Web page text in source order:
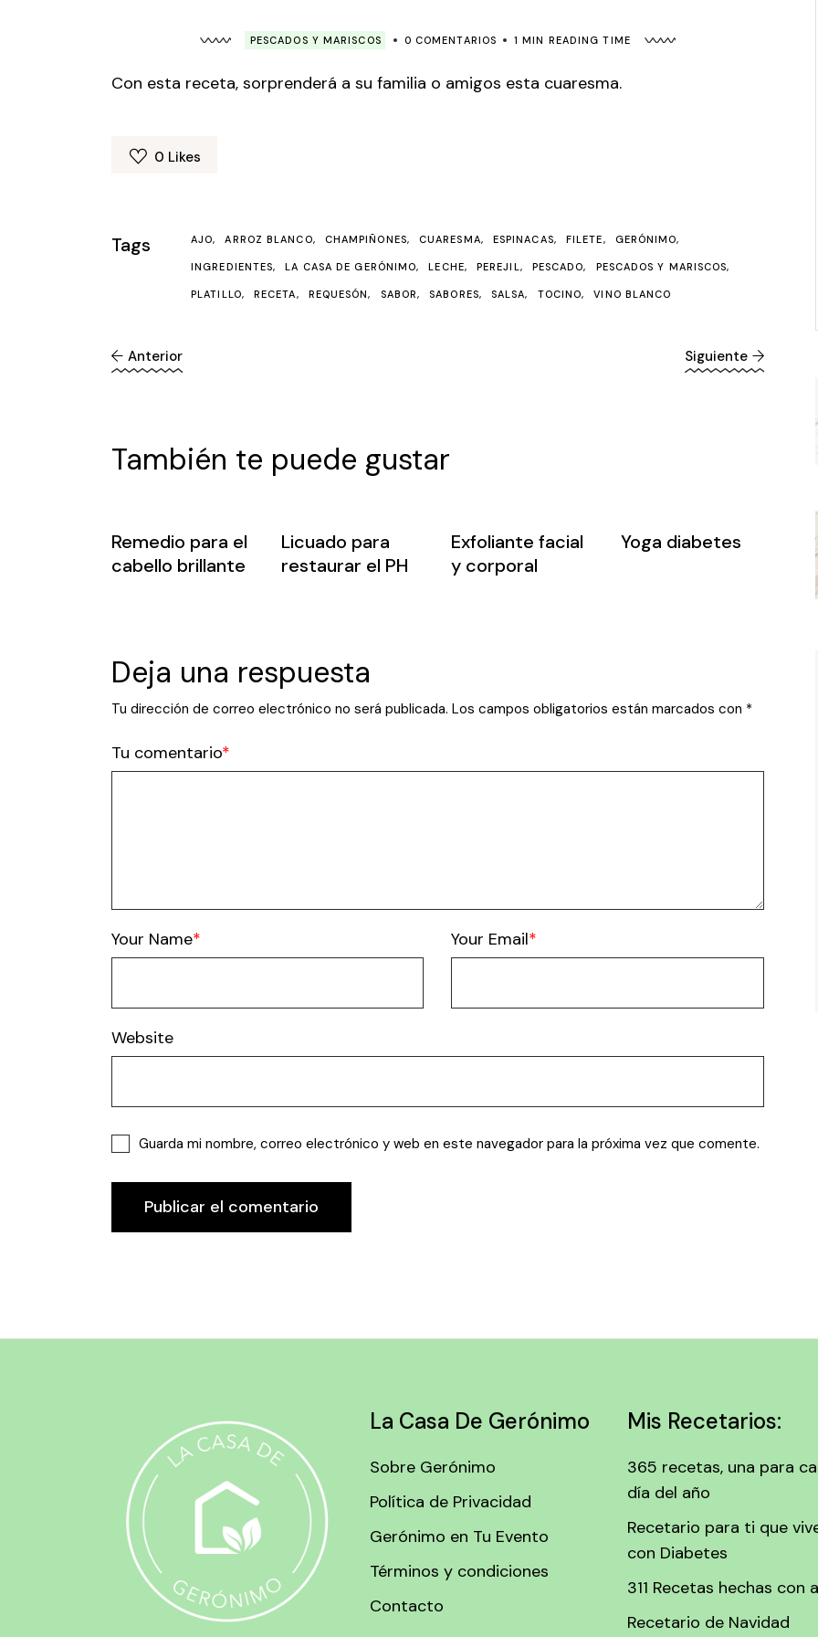
PESCADOS Y MARISCOS 0 COMENTARIOS 1 MIN READING TIME
Con esta receta, sorprenderá a su familia o amigos esta cuaresma.
0 Likes
Tags AJO ARROZ BLANCO CHAMPIÑONES CUARESMA ESPINACAS FILETE GERÓNIMO
INGREDIENTES LA CASA DE GERÓNIMO LECHE PEREJIL PESCADO PESCADOS Y MARISCOS
PLATILLO RECETA REQUESÓN SABOR SABORES SALSA TOCINO VINO BLANCO
Anterior Siguiente
También te puede gustar
Remedio para el
cabello brillante
Licuado para
restaurar el PH
Exfoliante facial
y corporal
Yoga diabetes
Deja una respuesta
Tu dirección de correo electrónico no será publicada. Los campos obligatorios están marcados con *
Tu comentario
Your Name Your Email
Website
Guarda mi nombre, correo electrónico y web en este navegador para la próxima vez que comente.
Publicar el comentario
La Casa De Gerónimo
Sobre Gerónimo
Política de Privacidad
Gerónimo en Tu Evento
Términos y condiciones
Contacto
Mis Recetarios:
365 recetas, una para
día del año
Recetario para ti que
con Diabetes
311 Recetas hechas con
Recetario de Navidad